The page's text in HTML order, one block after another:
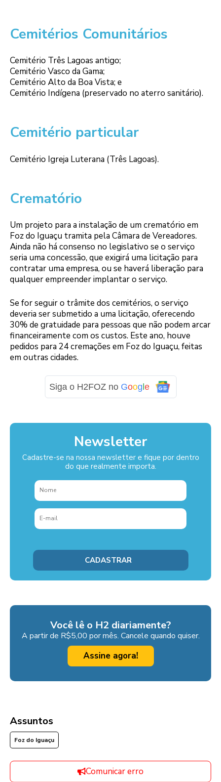
Cemitérios Comunitários
Cemitério Três Lagoas antigo;
Cemitério Vasco da Gama;
Cemitério Alto da Boa Vista; e
Cemitério Indígena (preservado no aterro sanitário).
Cemitério particular
Cemitério Igreja Luterana (Três Lagoas).
Crematório
Um projeto para a instalação de um crematório em
Foz do Iguaçu tramita pela Câmara de Vereadores.
Ainda não há consenso no legislativo se o serviço
seria uma concessão, que exigirá uma licitação para
contratar uma empresa, ou se haverá liberação para
qualquer empreender implantar o serviço.
Se for seguir o trâmite dos cemitérios, o serviço
deveria ser submetido a uma licitação, oferecendo
30% de gratuidade para pessoas que não podem arcar
financeiramente com os custos. Este ano, houve
pedidos para 24 cremações em Foz do Iguaçu, feitas
em outras cidades.
Siga o H2FOZ no Goog e
Newsletter
Cadastre-se na nossa newsletter e fique por dentro
do que realmente importa.
Você lê o H2 diariamente?
A partir de R$5,00 por mês. Cancele quando quiser.
Assine agora!
Assuntos
Foz do Iguaçu
Comunicar erro